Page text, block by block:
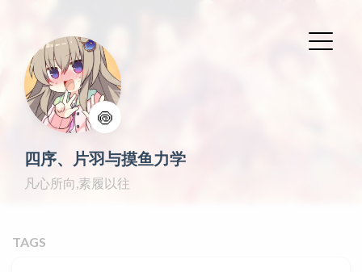
🍥
四序、片羽与摸鱼力学
凡心所向,素履以往
TAGS